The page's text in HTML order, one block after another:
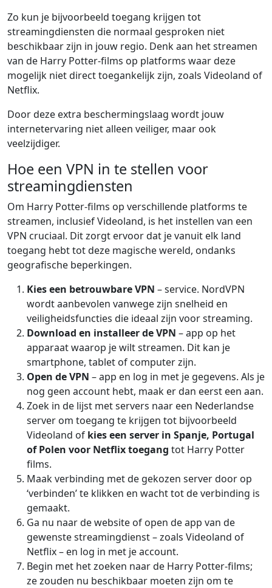
Zo kun je bijvoorbeeld toegang krijgen tot
streamingdiensten die normaal gesproken niet
beschikbaar zijn in jouw regio. Denk aan het streamen
van de Harry Potter-films op platforms waar deze
mogelijk niet direct toegankelijk zijn, zoals Videoland of
Netflix.
Door deze extra beschermingslaag wordt jouw
internetervaring niet alleen veiliger, maar ook
veelzijdiger.
Hoe een VPN in te stellen voor
streamingdiensten
Om Harry Potter-films op verschillende platforms te
streamen, inclusief Videoland, is het instellen van een
VPN cruciaal. Dit zorgt ervoor dat je vanuit elk land
toegang hebt tot deze magische wereld, ondanks
geografische beperkingen.
Kies een betrouwbare VPN – service. NordVPN
wordt aanbevolen vanwege zijn snelheid en
veiligheidsfuncties die ideaal zijn voor streaming.
Download en installeer de VPN – app op het
apparaat waarop je wilt streamen. Dit kan je
smartphone, tablet of computer zijn.
Open de VPN – app en log in met je gegevens. Als je
nog geen account hebt, maak er dan eerst een aan.
Zoek in de lijst met servers naar een Nederlandse
server om toegang te krijgen tot bijvoorbeeld
Videoland of kies een server in Spanje, Portugal
of Polen voor Netflix toegang tot Harry Potter
films.
Maak verbinding met de gekozen server door op
‘verbinden’ te klikken en wacht tot de verbinding is
gemaakt.
Ga nu naar de website of open de app van de
gewenste streamingdienst – zoals Videoland of
Netflix – en log in met je account.
Begin met het zoeken naar de Harry Potter-films;
ze zouden nu beschikbaar moeten zijn om te